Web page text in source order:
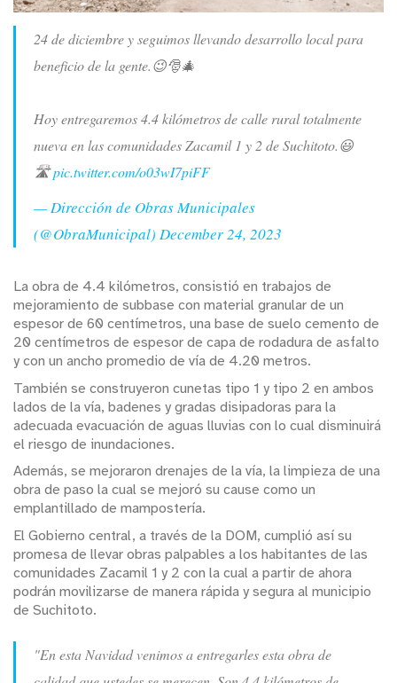
24 de diciembre y seguimos llevando desarrollo local para
beneficio de la gente.😉🎅🎄
Hoy entregaremos 4.4 kilómetros de calle rural totalmente
nueva en las comunidades Zacamil 1 y 2 de Suchitoto.😃
🛣pic.twitter.com/o03wI7piFF
— Dirección de Obras Municipales
(@ObraMunicipal) December 24, 2023
La obra de 4.4 kilómetros, consistió en trabajos de
mejoramiento de subbase con material granular de un
espesor de 60 centímetros, una base de suelo cemento de
20 centímetros de espesor de capa de rodadura de asfalto
y con un ancho promedio de vía de 4.20 metros.
También se construyeron cunetas tipo 1 y tipo 2 en ambos
lados de la vía, badenes y gradas disipadoras para la
adecuada evacuación de aguas lluvias con lo cual disminuirá
el riesgo de inundaciones.
Además, se mejoraron drenajes de la vía, la limpieza de una
obra de paso la cual se mejoró su cause como un
emplantillado de mampostería.
El Gobierno central, a través de la DOM, cumplió así su
promesa de llevar obras palpables a los habitantes de las
comunidades Zacamil 1 y 2 con la cual a partir de ahora
podrán movilizarse de manera rápida y segura al municipio
de Suchitoto.
"En esta Navidad venimos a entregarles esta obra de